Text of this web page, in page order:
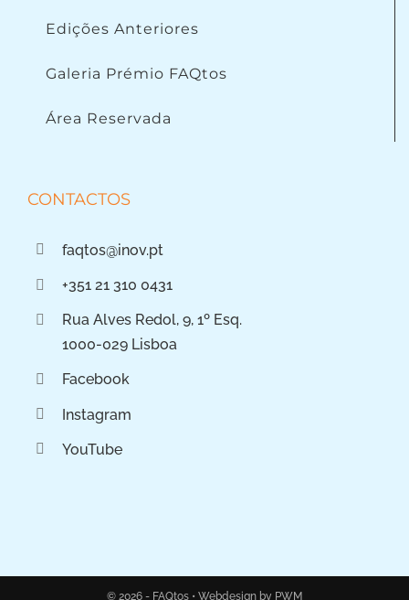
Edições Anteriores
Galeria Prémio FAQtos
Área Reservada
CONTACTOS
faqtos@inov.pt
+351 21 310 0431
Rua Alves Redol, 9, 1º Esq.
1000-029 Lisboa
Facebook
Instagram
YouTube
© 2026 - FAQtos • Webdesign by PWM